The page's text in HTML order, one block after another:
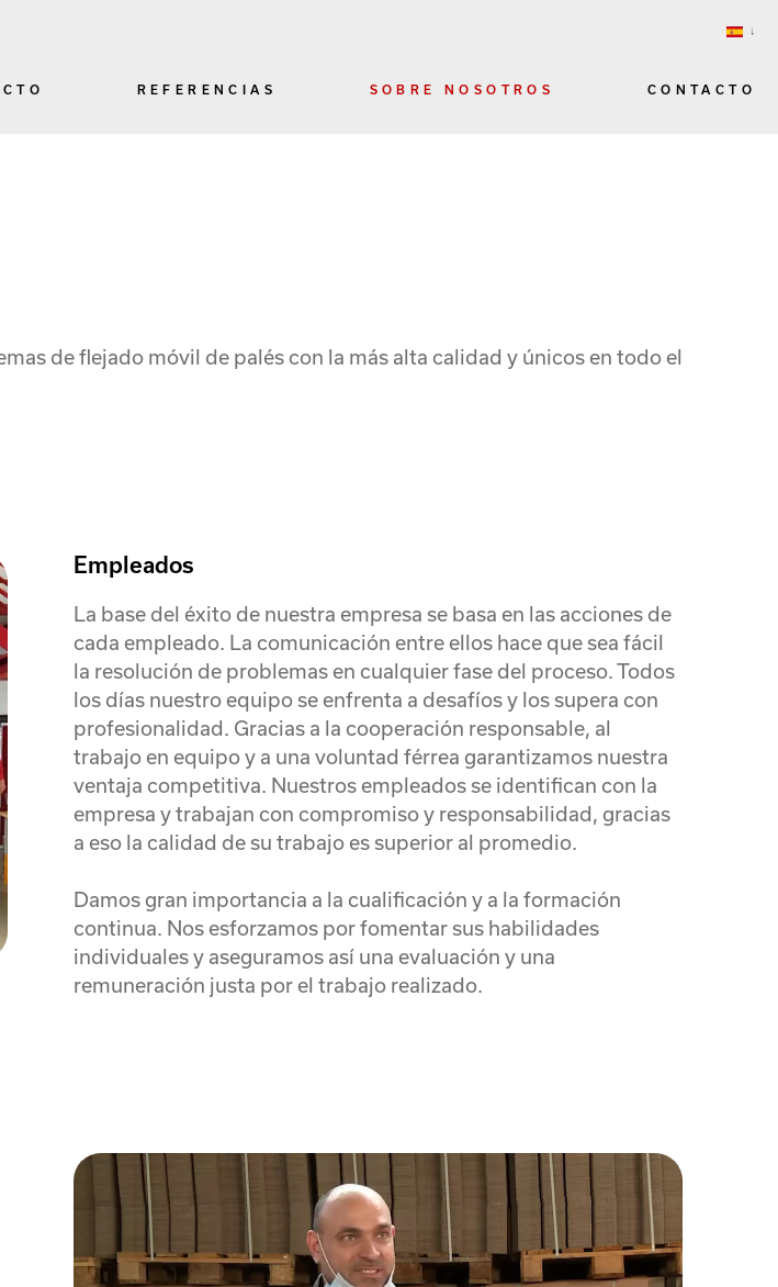
REFERENCIAS SOBRE NOSOTROS CONTACTO
de flejado móvil de palés con la más alta calidad y únicos en todo el
Empleados
La base del éxito de nuestra empresa se basa en las acciones de
cada empleado. La comunicación entre ellos hace que sea fácil
la resolución de problemas en cualquier fase del proceso. Todos
los días nuestro equipo se enfrenta a desafíos y los supera con
profesionalidad. Gracias a la cooperación responsable, al
trabajo en equipo y a una voluntad férrea garantizamos nuestra
ventaja competitiva. Nuestros empleados se identifican con la
empresa y trabajan con compromiso y responsabilidad, gracias
a eso la calidad de su trabajo es superior al promedio.
Damos gran importancia a la cualificación y a la formación
continua. Nos esforzamos por fomentar sus habilidades
individuales y aseguramos así una evaluación y una
remuneración justa por el trabajo realizado.